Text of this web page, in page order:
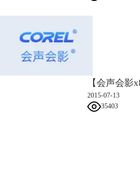
2015-07-13
35403